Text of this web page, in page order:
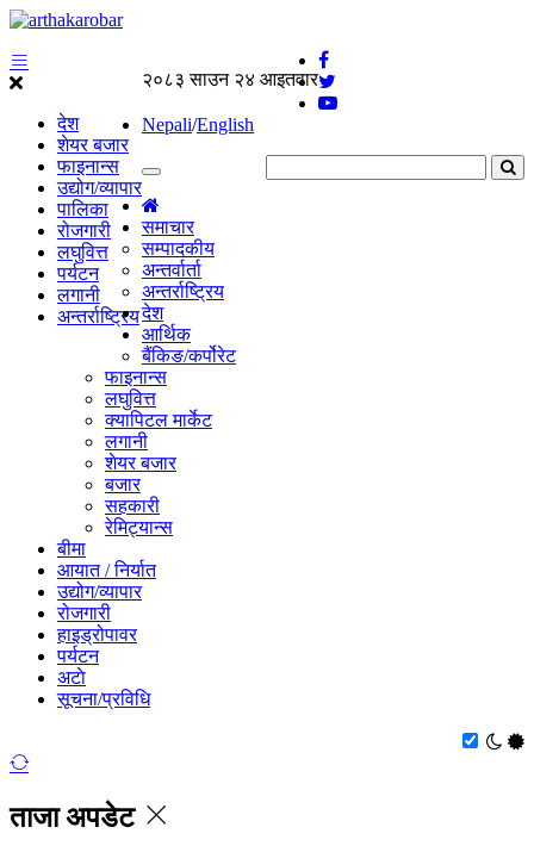
देश
शेयर बजार
फाइनान्स
उद्योग/व्यापार
पालिका
रोजगारी
लघुवित्त
पर्यटन
लगानी
अन्तर्राष्ट्रिय
२०८३ साउन २४ आइतवार
Nepali/English
समाचार
सम्पादकीय
अन्तर्वार्ता
अन्तर्राष्ट्रिय
देश
आर्थिक
बैंकिङ/कर्पोरेट
फाइनान्स
लघुवित्त
क्यापिटल मार्केट
लगानी
शेयर बजार
बजार
सहकारी
रेमिट्यान्स
बीमा
आयात / निर्यात
उद्योग/व्यापार
रोजगारी
हाइड्रोपावर
पर्यटन
अटाे
सूचना/प्रविधि
ताजा अपडेट